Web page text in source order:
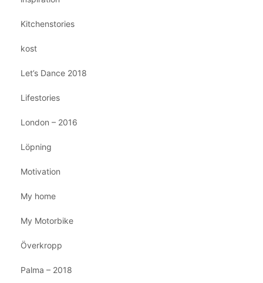
Kitchenstories
kost
Let’s Dance 2018
Lifestories
London – 2016
Löpning
Motivation
My home
My Motorbike
Överkropp
Palma – 2018